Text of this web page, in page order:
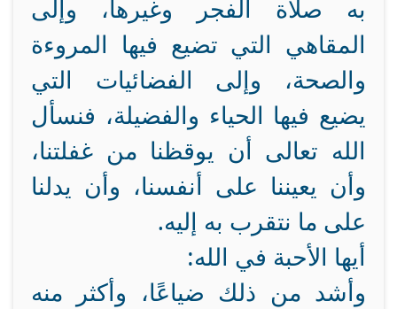
به صلاة الفجر وغيرها، وإلى
المقاهي التي تضيع فيها المروءة
والصحة، وإلى الفضائيات التي
يضيع فيها الحياء والفضيلة، فنسأل
الله تعالى أن يوقظنا من غفلتنا،
وأن يعيننا على أنفسنا، وأن يدلنا
على ما نتقرب به إليه.
أيها الأحبة في الله:
وأشد من ذلك ضياعًا، وأكثر منه